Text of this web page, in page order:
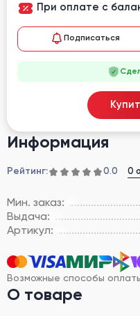
Информация
Рейтинг: 0.0 0
Мин. заказ:
Выдача:
Артикул:
Возможные способы
О товаре
При оплате с
Подписаться